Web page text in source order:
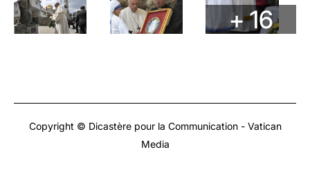
+ 16
Copyright © Dicastère pour la Communication - Vatican
Media